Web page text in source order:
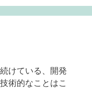
けている、開発
術的なことはこ